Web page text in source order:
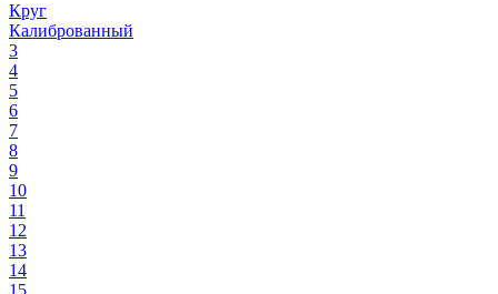
Круг
Калиброванный
3
4
5
6
7
8
9
10
11
12
13
14
15